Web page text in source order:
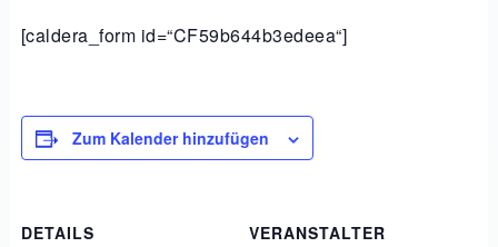
[caldera_form id=“CF59b644b3edeea“]
Zum Kalender hinzufügen
DETAILS
VERANSTALTER